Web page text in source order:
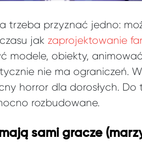
trzeba przyznać jedno:
jak zaprojektowanie
modele, obiekty,
nie ma ograniczeń.
horror dla dorosłych. Do
rozbudowane.
sami gracze